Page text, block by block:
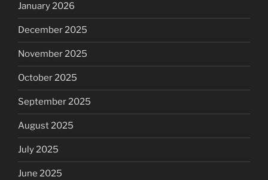
January 2026
December 2025
November 2025
October 2025
September 2025
August 2025
July 2025
June 2025